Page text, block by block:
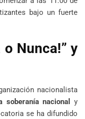
bajo un fuerte
o Nunca!” y
nacionalista
soberanía nacional
y
se ha difundido